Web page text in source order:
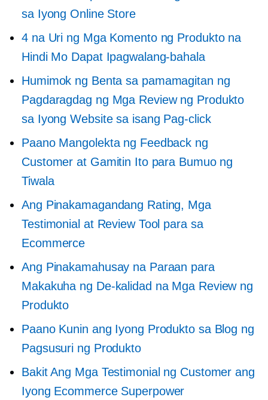
sa Iyong Online Store
4 na Uri ng Mga Komento ng Produkto na
Hindi Mo Dapat Ipagwalang-bahala
Humimok ng Benta sa pamamagitan ng
Pagdaragdag ng Mga Review ng Produkto
sa Iyong Website sa isang Pag-click
Paano Mangolekta ng Feedback ng
Customer at Gamitin Ito para Bumuo ng
Tiwala
Ang Pinakamagandang Rating, Mga
Testimonial at Review Tool para sa
Ecommerce
Ang Pinakamahusay na Paraan para
Makakuha ng De-kalidad na Mga Review ng
Produkto
Paano Kunin ang Iyong Produkto sa Blog ng
Pagsusuri ng Produkto
Bakit Ang Mga Testimonial ng Customer ang
Iyong Ecommerce Superpower